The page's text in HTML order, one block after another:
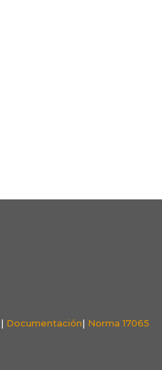
| Documentación| Norma 17065